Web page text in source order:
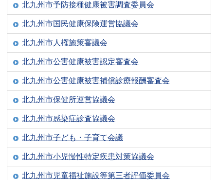
北九州市予防接種健康被害調査委員会
北九州市国民健康保険運営協議会
北九州市人権施策審議会
北九州市公害健康被害認定審査会
北九州市公害健康被害補償診療報酬審査会
北九州市保健所運営協議会
北九州市感染症診査協議会
北九州市子ども・子育て会議
北九州市小児慢性特定疾患対策協議会
北九州市児童福祉施設等第三者評価委員会